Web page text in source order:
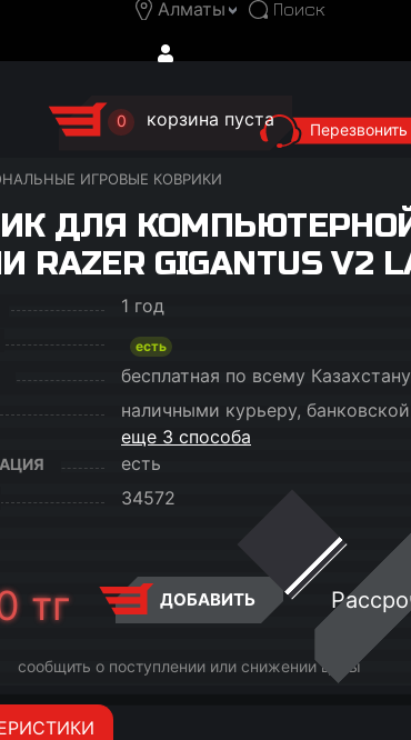
Алматы
0 корзина пуста
ИГРОВЫЕ КОВРИКИ
ДЛЯ
GIGANTUS V2
1 год
есть
бесплатная по всему Казахстану
наличными курьеру,
еще 3 способа
есть
34572
тг ДОБАВИТЬ
сообщить о поступлении или снижении цены